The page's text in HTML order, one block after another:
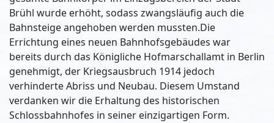
Brühl wurde erhöht, sodass zwangsläufig auch die
Bahnsteige angehoben werden mussten.Die
Errichtung eines neuen Bahnhofsgebäudes war
bereits durch das Königliche Hofmarschallamt in Berlin
genehmigt, der Kriegsausbruch 1914 jedoch
verhinderte Abriss und Neubau. Diesem Umstand
verdanken wir die Erhaltung des historischen
Schlossbahnhofes in seiner einzigartigen Form.